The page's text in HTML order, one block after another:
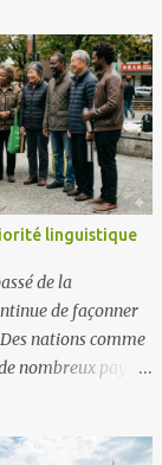
linguistique
de la
de façonner
nations comme
nombreux pays
la priorité